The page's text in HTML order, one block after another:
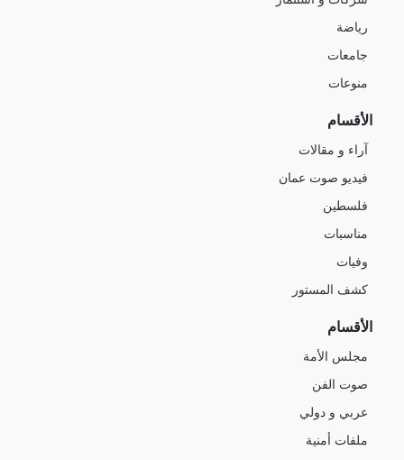
رياضة
جامعات
منوعات
الأقسام
آراء و مقالات
فيديو صوت عمان
فلسطين
مناسبات
وفيات
كشف المستور
الأقسام
مجلس الأمة
صوت الفن
عربي و دولي
ملفات أمنية